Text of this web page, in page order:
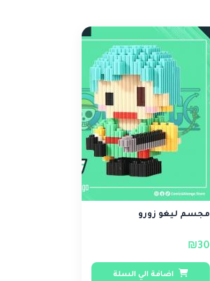
مجسم ليغو زورو
₪30
اضافة الي السلة